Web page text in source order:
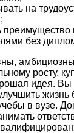
на
преимущество
без
росту,
идея. Вы
жизнь
в вузе.